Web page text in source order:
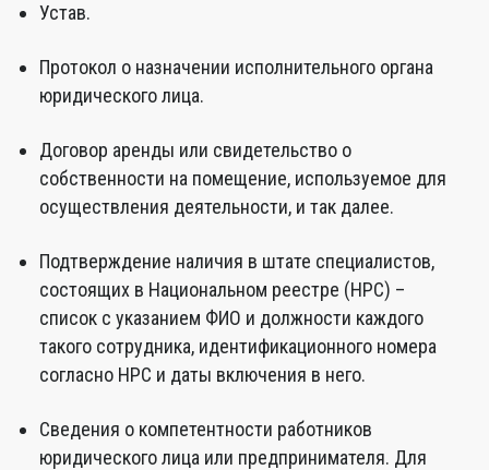
Устав.
Протокол о назначении исполнительного органа
юридического лица.
Договор аренды или свидетельство о
собственности на помещение, используемое для
осуществления деятельности, и так далее.
Подтверждение наличия в штате специалистов,
состоящих в Национальном реестре (НРС) –
список с указанием ФИО и должности каждого
такого сотрудника, идентификационного номера
согласно НРС и даты включения в него.
Сведения о компетентности работников
юридического лица или предпринимателя. Для